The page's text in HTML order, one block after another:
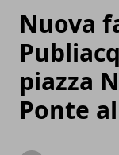
Nuova
piazza
Ponte